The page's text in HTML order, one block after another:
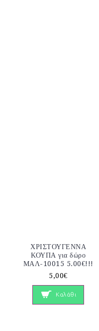
ΧΡΙΣΤΟΥΓΕΝΝΑ
ΚΟΥΠΑ για δώρο
ΜΑΛ-10015 5.00€!!!
5,00€
Καλάθι